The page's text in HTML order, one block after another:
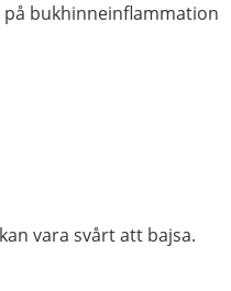
bukhinneinflammation
vara svårt att bajsa.